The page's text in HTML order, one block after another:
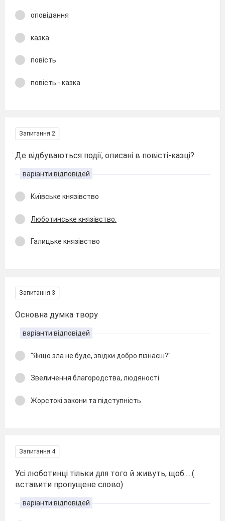
оповідання
казка
повість
повість - казка
Запитання 2
Де відбуваються події, описані в повісті-казці?
варіанти відповідей
Київське князівство
Люботинське князівство.
Галицьке князівство
Запитання 3
Основна думка твору
варіанти відповідей
"Якщо зла не буде, звідки добро пізнаєш?"
Звеличення благородства, людяності
Жорстокі закони та підступність
Запитання 4
Усі люботинці тільки для того й живуть, щоб.....(
вставити пропущене слово)
варіанти відповідей